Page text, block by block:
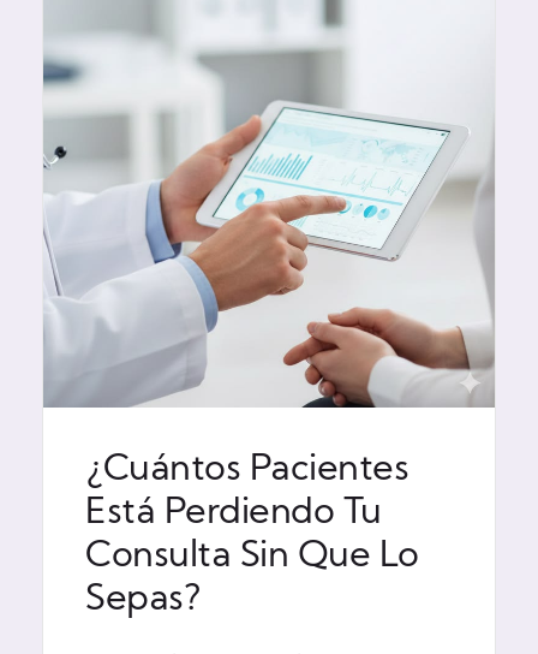
¿Cuántos Pacientes
Está Perdiendo Tu
Consulta Sin Que Lo
Sepas?